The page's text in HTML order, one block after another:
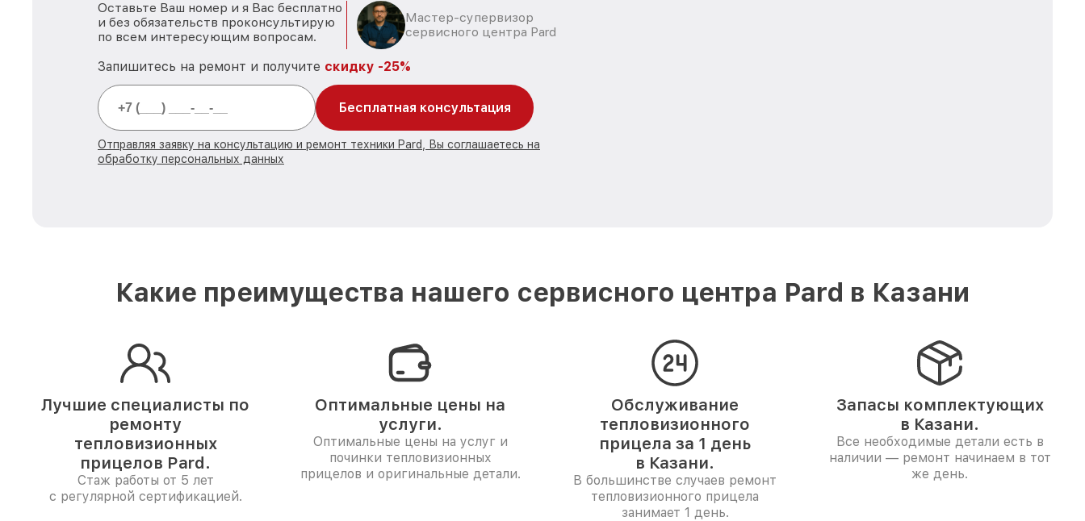
Оставьте Ваш номер и я Вас бесплатно
и без обязательств проконсультирую
по всем интересующим вопросам.
Мастер-супервизор
сервисного центра Pard
Запишитесь на ремонт и получите скидку -25%
Бесплатная консультация
Отправляя заявку на консультацию и ремонт техники Pard, Вы соглашаетесь на
обработку персональных данных
Какие преимущества нашего сервисного центра Pard в Казани
Лучшие специалисты по
ремонту
тепловизионных
прицелов Pard.
Стаж работы от 5 лет
с регулярной сертификацией.
Оптимальные цены на
услуги.
Оптимальные цены на услуг и
починки тепловизионных
прицелов и оригинальные детали.
Обслуживание
тепловизионного
прицела за 1 день
в Казани.
В большинстве случаев ремонт
тепловизионного прицела
занимает 1 день.
Запасы комплектующих
в Казани.
Все необходимые детали есть в
наличии — ремонт начинаем в тот
же день.